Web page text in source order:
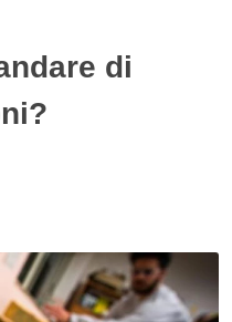
di